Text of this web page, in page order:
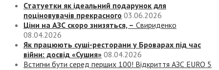
Статуетки як ідеальний подарунок для
поціновувачів прекрасного 03.06.2026
Ціни на АЗС скоро знизяться, – Свириденко
08.04.2026
Як працюють суші-ресторани у Броварах під час
війни: досвід «Сушия» 08.04.2026
Встигни бути серед перших 100! Відкриття АЗС EURO 5